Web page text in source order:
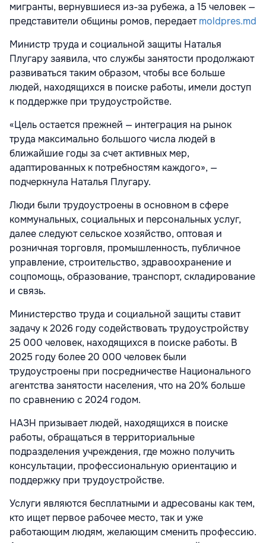
мигранты, вернувшиеся из-за рубежа, а 15 человек —
представители общины ромов, передаетmoldpres.md
Министр труда и социальной защиты Наталья
Плугару заявила, что службы занятости продолжают
развиваться таким образом, чтобы все больше
людей, находящихся в поиске работы, имели доступ
к поддержке при трудоустройстве.
«Цель остается прежней — интеграция на рынок
труда максимально большого числа людей в
ближайшие годы за счет активных мер,
адаптированных к потребностям каждого», —
подчеркнула Наталья Плугару.
Люди были трудоустроены в основном в сфере
коммунальных, социальных и персональных услуг,
далее следуют сельское хозяйство, оптовая и
розничная торговля, промышленность, публичное
управление, строительство, здравоохранение и
соцпомощь, образование, транспорт, складирование
и связь.
Министерство труда и социальной защиты ставит
задачу к 2026 году содействовать трудоустройству
25 000 человек, находящихся в поиске работы. В
2025 году более 20 000 человек были
трудоустроены при посредничестве Национального
агентства занятости населения, что на 20% больше
по сравнению с 2024 годом.
НАЗН призывает людей, находящихся в поиске
работы, обращаться в территориальные
подразделения учреждения, где можно получить
консультации, профессиональную ориентацию и
поддержку при трудоустройстве.
Услуги являются бесплатными и адресованы как тем,
кто ищет первое рабочее место, так и уже
работающим людям, желающим сменить профессию.